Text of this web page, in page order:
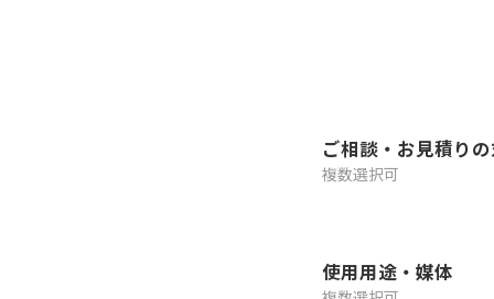
ご相談・お見積り
複数選択可
使用用途・媒体